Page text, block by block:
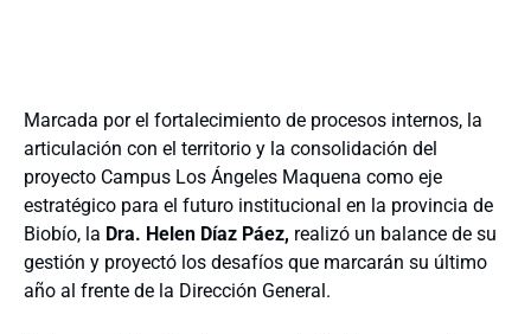
Marcada por el fortalecimiento de procesos internos, la
articulación con el territorio y la consolidación del
proyecto Campus Los Ángeles Maquena como eje
estratégico para el futuro institucional en la provincia de
Biobío, la Dra. Helen Díaz Páez, realizó un balance de su
gestión y proyectó los desafíos que marcarán su último
año al frente de la Dirección General.